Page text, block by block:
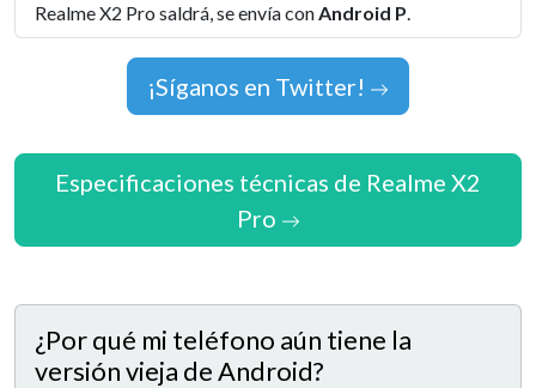
Realme X2 Pro saldrá, se envía conAndroid P.
¡Síganos en Twitter!
Especificaciones técnicas de Realme X2
Pro
¿Por qué mi teléfono aún tiene la
versión vieja de Android?